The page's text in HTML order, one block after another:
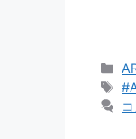
カ
テ
ゴ
タ
グ